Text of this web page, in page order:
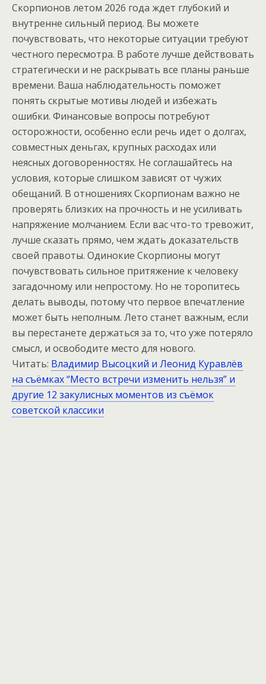
Скорпионов летом 2026 года ждет глубокий и
внутренне сильный период. Вы можете
почувствовать, что некоторые ситуации требуют
честного пересмотра. В работе лучше действовать
стратегически и не раскрывать все планы раньше
времени. Ваша наблюдательность поможет
понять скрытые мотивы людей и избежать
ошибки. Финансовые вопросы потребуют
осторожности, особенно если речь идет о долгах,
совместных деньгах, крупных расходах или
неясных договоренностях. Не соглашайтесь на
условия, которые слишком зависят от чужих
обещаний. В отношениях Скорпионам важно не
проверять близких на прочность и не усиливать
напряжение молчанием. Если вас что-то тревожит,
лучше сказать прямо, чем ждать доказательств
своей правоты. Одинокие Скорпионы могут
почувствовать сильное притяжение к человеку
загадочному или непростому. Но не торопитесь
делать выводы, потому что первое впечатление
может быть неполным. Лето станет важным, если
вы перестанете держаться за то, что уже потеряло
смысл, и освободите место для нового.
Читать: Владимир Высоцкий и Леонид Куравлёв
на съёмках “Место встречи изменить нельзя” и
другие 12 закулисных моментов из съёмок
советской классики